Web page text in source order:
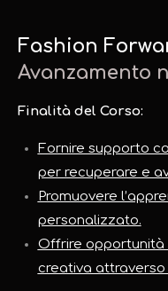
Fashion
Avanzamento
Finalità del Corso:
Fornire supporto
per recuperare e
Promuovere
personalizzato.
Offrire opportunità
creativa attraverso